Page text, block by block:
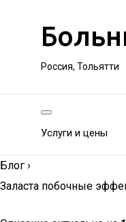
Россия, Тольятти
Услуги и цены
Блог ›
Заласта побочные